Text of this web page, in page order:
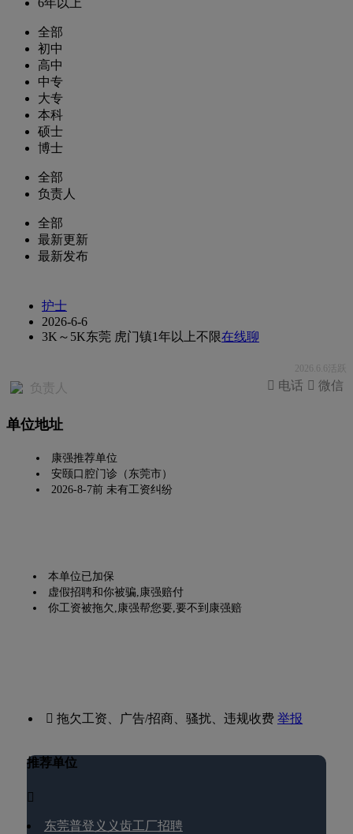
全部
初中
高中
中专
大专
本科
硕士
博士
全部
负责人
全部
最新更新
最新发布
护士
2026-6-6
3K～5K东莞 虎门镇1年以上不限在线聊
2026.6.6活跃
负责人  微信
 电话
单位地址
康强推荐单位
安颐口腔门诊（东莞市）
2026-8-7前 未有工资纠纷
本单位已加保
虚假招聘和你被骗,康强赔付
你工资被拖欠,康强帮您要,要不到康强赔
 拖欠工资、广告/招商、骚扰、违规收费举报
推荐单位

东莞普登义义齿工厂招聘